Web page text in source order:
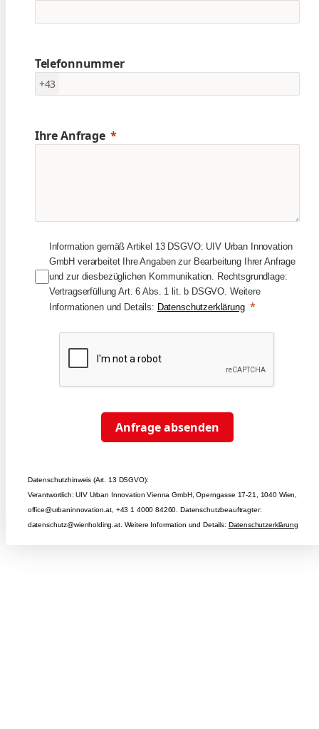
Telefonnummer
+43
Ihre Anfrage
Information gemäß Artikel 13 DSGVO: UIV Urban Innovation
GmbH verarbeitet Ihre Angaben zur Bearbeitung Ihrer Anfrage
und zur diesbezüglichen Kommunikation. Rechtsgrundlage:
Vertragserfüllung Art. 6 Abs. 1 lit. b DSGVO. Weitere
Informationen und Details: Datenschutzerklärung
Anfrage absenden
Datenschutzhinweis (Art. 13 DSGVO):
Verantwortlich: UIV Urban Innovation Vienna GmbH, Operngasse 17-21, 1040 Wien,
office@urbaninnovation.at, +43 1 4000 84260. Datenschutzbeauftragter:
datenschutz@wienholding.at. Weitere Information und Details: Datenschutzerklärung